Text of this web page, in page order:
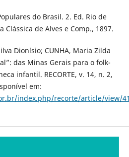
do Brasil. 2. Ed. Rio de
Clássica de Alves e Comp., 1897.
Dionísio; CUNHA, Maria Zilda
das Minas Gerais para o folk-
infantil. RECORTE, v. 14, n. 2,
em:
index.php/recorte/article/view/